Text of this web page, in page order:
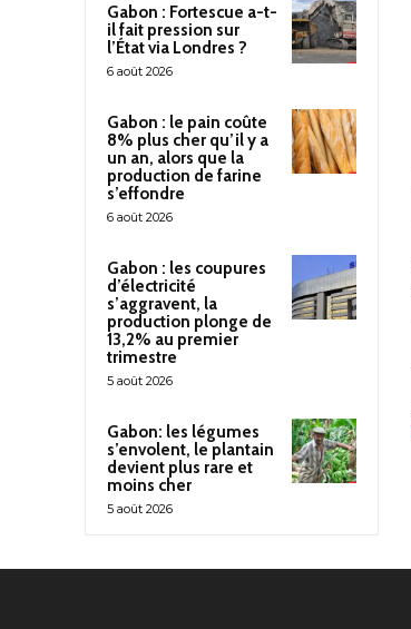
Gabon : Fortescue a-t-
il fait pression sur
l’État via Londres ?
6 août 2026
Gabon : le pain coûte
8% plus cher qu’il y a
un an, alors que la
production de farine
s’effondre
6 août 2026
Gabon : les coupures
d’électricité
s’aggravent, la
production plonge de
13,2% au premier
trimestre
5 août 2026
Gabon: les légumes
s’envolent, le plantain
devient plus rare et
moins cher
5 août 2026